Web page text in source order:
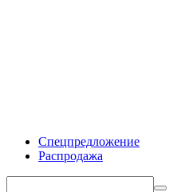
Спецпредложение
Распродажа